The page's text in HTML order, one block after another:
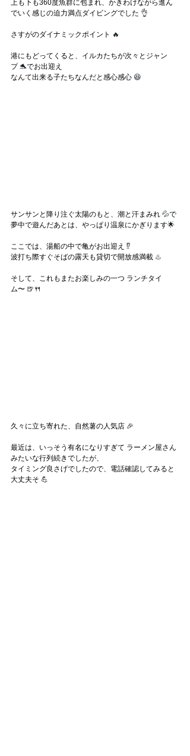
上も下も360度魚群に包まれ、かきわけながら進ん
でいく感じの迫力満点ダイビングでした 👌
さすがのダイナミックポイント 🔥
港にもどってくると、イルカたちが次々とジャン
プ 🐬でお出迎え
なんて出来る子たちなんだと感心感心 😆
サンサンと降り注ぐ太陽のもと、潮と汗まみれ 💦で
夢中で遊んだあとは、やっぱり温泉にかぎります🌟
ここでは、湯船の中で亀がお出迎え ⁉
波打ち際すぐそばの露天も貸切で開放感満載 ♨️
そして、これもまたお楽しみの一つ ランチタイ
ム〜 🍺🍴
久々に立ち寄れた、自然薯の人気店 🎉
最近は、いっそう有名になりすぎて ラーメン屋さん
みたいな行列続きでしたが、
タイミング良さげでしたので、電話確認してみると
大丈夫そ 💪